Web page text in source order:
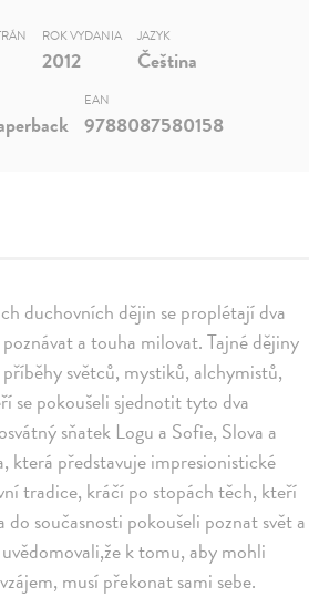
duchovních dějin se proplétají dva
a touha milovat. Tajné dějiny
světců, mystiků, alchymistů,
se pokoušeli sjednotit tyto dva
sňatek Logu a Sofie, Slova a
která představuje impresionistické
tradice, kráčí po stopách těch, kteří
do současnosti pokoušeli poznat svět a
k tomu, aby mohli
musí překonat sami sebe.
ROK VYDANIA
2012
JAZYK
Čeština
EAN
9788087580158